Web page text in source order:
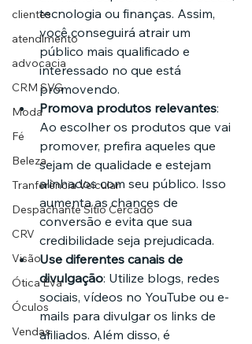
clientes
atendimento
advocacia
CRM SVG
Moda
Fé
Beleza
Tranferência Veicular
Despachante Sítio Cercado
CRV
Visão
Ótica Eva
Óculos
Vendas
tecnologia ou finanças. Assim,
você conseguirá atrair um
público mais qualificado e
interessado no que está
promovendo.
Promova produtos relevantes:
Ao escolher os produtos que vai
promover, prefira aqueles que
sejam de qualidade e estejam
alinhados com seu público. Isso
aumenta as chances de
conversão e evita que sua
credibilidade seja prejudicada.
Use diferentes canais de
divulgação: Utilize blogs, redes
sociais, vídeos no YouTube ou e-
mails para divulgar os links de
afiliados. Além disso, é